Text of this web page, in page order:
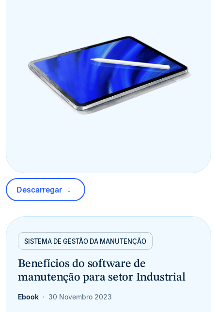
Descarregar
SISTEMA DE GESTÃO DA MANUTENÇÃO
Benefícios do software de
manutenção para setor Industrial
Ebook 30 Novembro 2023